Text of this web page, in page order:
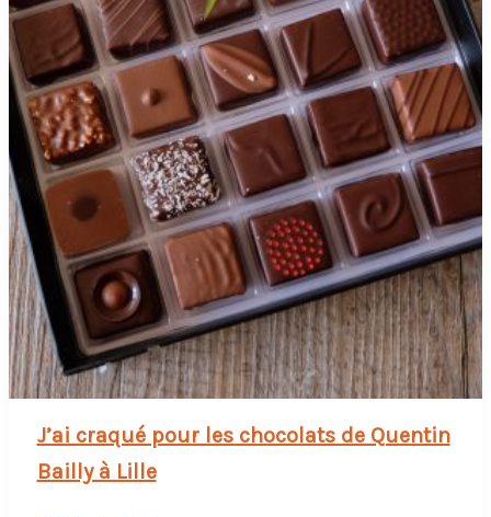
J’ai craqué pour les chocolats de Quentin
Bailly à Lille